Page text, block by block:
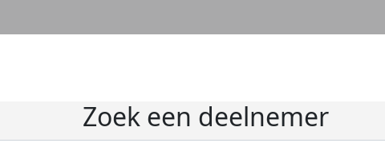
Zoek een deelnemer